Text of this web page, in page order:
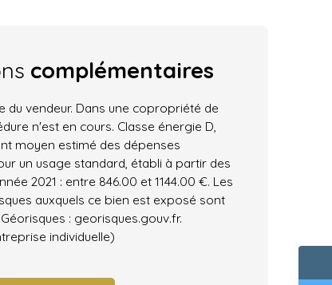
complémentaires
du vendeur. Dans une copropriété de
n'est en cours. Classe énergie D,
moyen estimé des dépenses
un usage standard, établi à partir des
2021 : entre 846.00 et 1144.00 €. Les
auxquels ce bien est exposé sont
: georisques.gouv.fr.
individuelle)